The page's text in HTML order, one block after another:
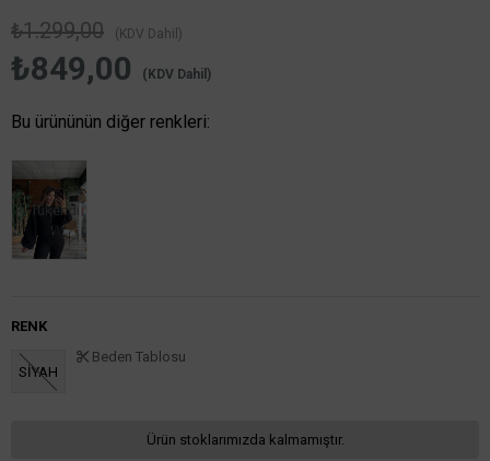
₺1.299,00 (KDV Dahil)
₺849,00 (KDV Dahil)
Bu ürününün diğer renkleri:
Tükendi
RENK
SİYAH
Beden Tablosu
Ürün stoklarımızda kalmamıştır.